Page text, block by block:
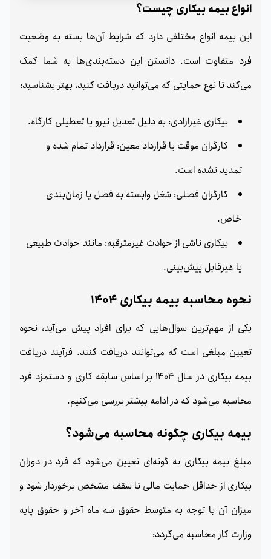
انواع بیمه بیکاری چیست؟
این بیمه انواع مختلفی دارد که شرایط آن‌ها بسته به وضعیت
فرد متفاوت است. دانستن این دسته‌بندی‌ها به شما کمک
می‌کند تا نوع حمایتی که می‌توانید دریافت کنید، بهتر بشناسید:
بیکاری غیرارادی: به دلیل تعدیل نیرو یا تعطیلی کارگاه.
کارگران موقت یا قرارداد معین: قرارداد تمام شده و
تمدید نشده است.
کارگران فصلی: شغل وابسته به فصل یا زمان‌بندی
خاص.
بیکاری ناشی از حوادث غیرمترقبه: مانند حوادث طبیعی
یا غیرقابل پیش‌بینی.
نحوه محاسبه بیمه بیکاری 1404
یکی از مهم‌ترین سوال‌هایی که برای افراد پیش می‌آید، نحوه
تعیین مبلغی است که می‌توانند دریافت کنند. فرآیند دریافت
بیمه بیکاری در سال 1404 بر اساس سابقه کاری و دستمزد فرد
محاسبه می‌شود که در ادامه بیشتر بررسی می‌کنیم.
بیمه بیکاری چگونه محاسبه می‌شود؟
مبلغ بیمه بیکاری به گونه‌ای تعیین می‌شود که فرد در دوران
بیکاری از حداقل حمایت مالی تا سقف مشخص برخوردار شود و
میزان آن با توجه به متوسط حقوق سه ماه آخر و حقوق پایه
وزارت کار محاسبه می‌گردد: